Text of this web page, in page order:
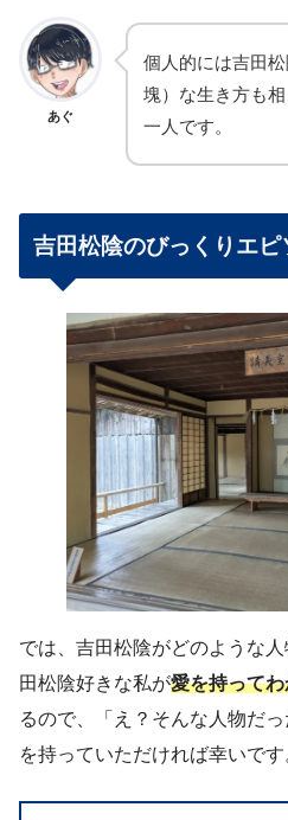
あぐ
個人的には吉田
塊）な生き方も
一人です。
吉田松陰のびっくりエピ
では、吉田松陰がどのような
田松陰好きな私が愛を持って
るので、「え？そんな人物だ
を持っていただければ幸いです